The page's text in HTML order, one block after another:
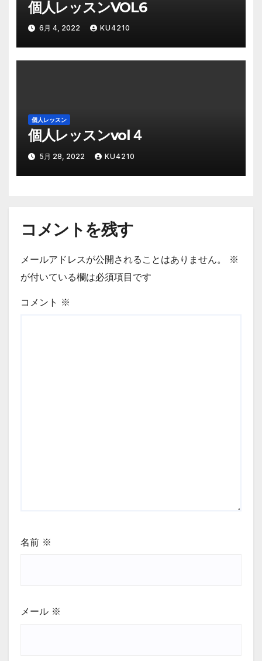
個人レッスンVOL6
6月 4, 2022 KU4210
個人レッスン
個人レッスンvol４
5月 28, 2022 KU4210
コメントを残す
メールアドレスが公開されることはありません。
※
が付いている欄は必須項目です
コメント ※
名前 ※
メール ※